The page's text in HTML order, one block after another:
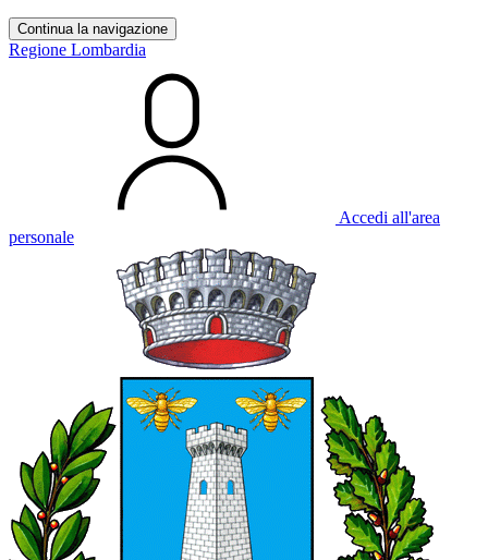
Continua la navigazione
Regione Lombardia
Accedi all'area
personale